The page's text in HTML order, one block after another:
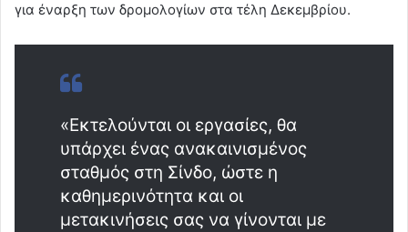
για έναρξη των δρομολογίων στα τέλη Δεκεμβρίου.
«Εκτελούνται οι εργασίες, θα
υπάρχει ένας ανακαινισμένος
σταθμός στη Σίνδο, ώστε η
καθημερινότητα και οι
μετακινήσεις σας να γίνονται με